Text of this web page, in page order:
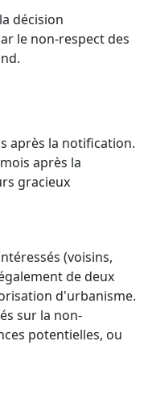
décision
le non-respect des
après la notification.
après la
gracieux
(voisins,
de deux
d'urbanisme.
sur la non-
potentielles, ou